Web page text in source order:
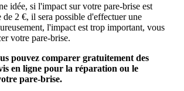
idée, si l'impact sur votre pare-brise est
2 €, il sera possible d'effectuer une
l'impact est trop important, vous
votre pare-brise.
pouvez comparer gratuitement des
en ligne pour la réparation ou le
pare-brise.